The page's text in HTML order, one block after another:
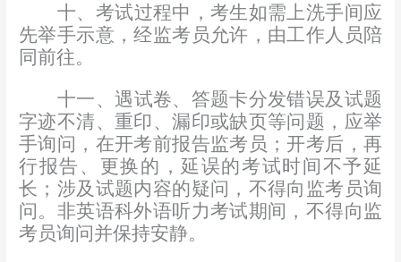
十、考试过程中，考生如需上洗手间应
先举手示意，经监考员允许，由工作人员陪
同前往。
十一、遇试卷、答题卡分发错误及试题
字迹不清、重印、漏印或缺页等问题，应举
手询问，在开考前报告监考员；开考后，再
行报告、更换的，延误的考试时间不予延
长；涉及试题内容的疑问，不得向监考员询
问。非英语科外语听力考试期间，不得向监
考员询问并保持安静。